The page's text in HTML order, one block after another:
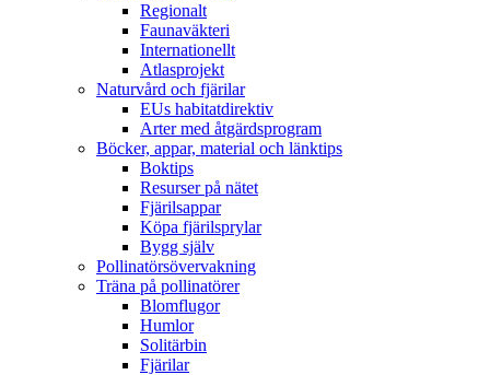
Regionalt
Faunaväkteri
Internationellt
Atlasprojekt
Naturvård och fjärilar
EUs habitatdirektiv
Arter med åtgärdsprogram
Böcker, appar, material och länktips
Boktips
Resurser på nätet
Fjärilsappar
Köpa fjärilsprylar
Bygg själv
Pollinatörsövervakning
Träna på pollinatörer
Blomflugor
Humlor
Solitärbin
Fjärilar